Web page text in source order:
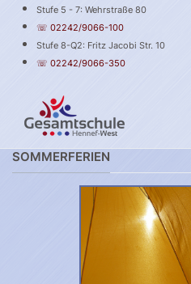
Stufe 5 - 7: Wehrstraße 80
☏ 02242/9066-100
Stufe 8-Q2: Fritz Jacobi Str. 10
☏ 02242/9066-350
SOMMERFERIEN